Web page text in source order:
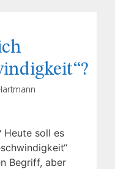
Heute soll es
Begriff, aber